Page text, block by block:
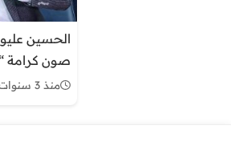
الحسين
صون كرامة
كلميم وادنون
منذ 3 سنوات